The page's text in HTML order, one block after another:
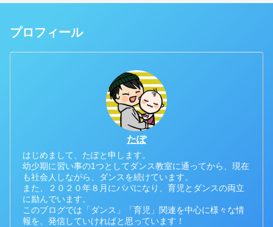
プロフィール
たぽ
はじめまして、たぽと申します。
幼少期に習い事の1つとしてダンス教室に通ってから、現在
も社会人しながら、ダンスを続けています。
また、２０２０年８月にパパになり、育児とダンスの両立
に励んでいます。
このブログでは「ダンス」「育児」関連を中心に様々な情
報を、発信していければと思っています！